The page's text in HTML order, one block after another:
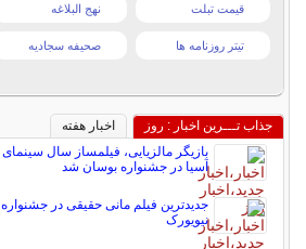
قیمت تبلت نهج البلاغه
تیتر روزنامه ها صحیفه سجادیه
جذاب تـــرین اخبار : روز
اخبار هفته
بازیگر مالزیایی، فیلمساز سال سینمای
آسیا در جشنواره بوسان شد
جدیدترین فیلم مانی حقیقی در جشنواره
نیویورک